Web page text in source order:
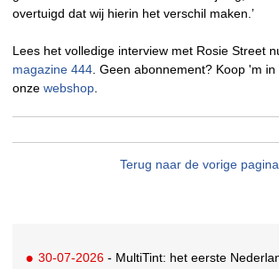
overtuigd dat wij hierin het verschil maken.’
Lees het volledige interview met Rosie Street
magazine 444 . Geen abonnement? Koop 'm
onze webshop
Terug naar de vorige pagina
30-07-2026 - MultiTint: het eerste Nederlandse merk voor inclusieve